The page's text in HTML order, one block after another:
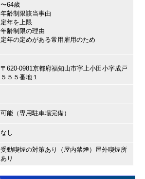
〜64歳
年齢制限該当事由
定年を上限
年齢制限の理由
定年の定めがある常用雇用のため
〒620-0981京都府福知山市字上小田小字成戸
５５５番地１
可能（専用駐車場完備）
なし
受動喫煙の対策あり（屋内禁煙）屋外喫煙所
あり